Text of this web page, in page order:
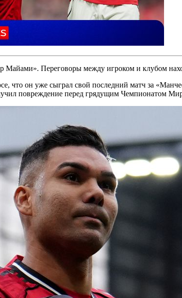
Майами». Переговоры между игроком и клубом
что он уже сыграл свой последний матч за
повреждение перед грядущим Чемпионатом